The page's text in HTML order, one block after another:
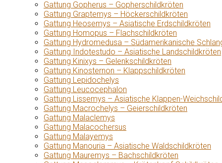
Gattung Gopherus – Gopherschildkröten
Gattung Graptemys – Höckerschildkröten
Gattung Heosemys – Asiatische Erdschildkröten
Gattung Homopus – Flachschildkröten
Gattung Hydromedusa – Südamerikanische
Gattung Indotestudo – Asiatische Landschildkröten
Gattung Kinixys – Gelenkschildkröten
Gattung Kinosternon – Klappschildkröten
Gattung Lepidochelys
Gattung Leucocephalon
Gattung Lissemys – Asiatische Klappen-
Gattung Macrochelys – Geierschildkröten
Gattung Malaclemys
Gattung Malacochersus
Gattung Malayemys
Gattung Manouria – Asiatische Waldschildkröten
Gattung Mauremys – Bachschildkröten